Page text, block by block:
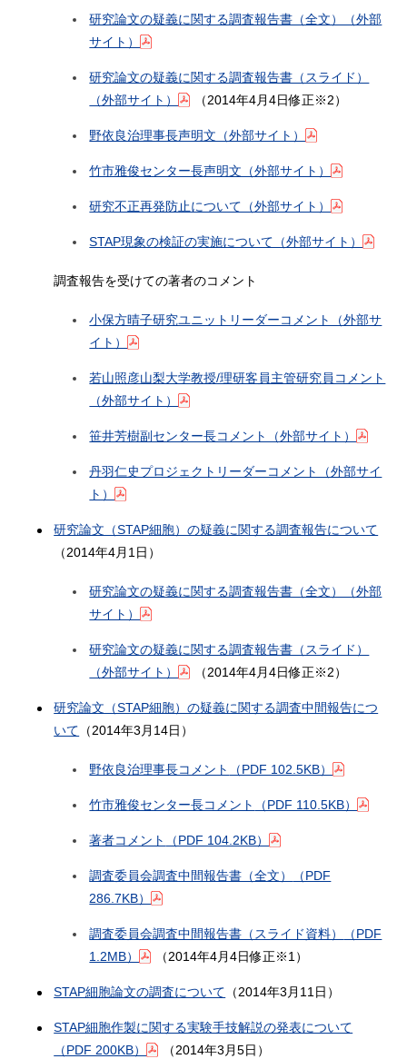
研究論文の疑義に関する調査報告書（全文）（外部
サイト）
研究論文の疑義に関する調査報告書（スライド）
（外部サイト）
（2014年4月4日修正※2）
野依良治理事長声明文（外部サイト）
竹市雅俊センター長声明文（外部サイト）
研究不正再発防止について（外部サイト）
STAP現象の検証の実施について（外部サイト）
調査報告を受けての著者のコメント
小保方晴子研究ユニットリーダーコメント（外部サ
イト）
若山照彦山梨大学教授/理研客員主管研究員コメント
（外部サイト）
笹井芳樹副センター長コメント（外部サイト）
丹羽仁史プロジェクトリーダーコメント（外部サイ
ト）
研究論文（STAP細胞）の疑義に関する調査報告について
（2014年4月1日）
研究論文の疑義に関する調査報告書（全文）（外部
サイト）
研究論文の疑義に関する調査報告書（スライド）
（外部サイト）
（2014年4月4日修正※2）
研究論文（STAP細胞）の疑義に関する調査中間報告につ
いて （2014年3月14日）
野依良治理事長コメント （PDF 102.5KB）
竹市雅俊センター長コメント （PDF 110.5KB）
著者コメント （PDF 104.2KB）
調査委員会調査中間報告書（全文）
（PDF
286.7KB）
調査委員会調査中間報告書（スライド資料）
（PDF
1.2MB）
（2014年4月4日修正※1）
STAP細胞論文の調査について （2014年3月11日）
STAP細胞作製に関する実験手技解説の発表について
（PDF 200KB）
（2014年3月5日）